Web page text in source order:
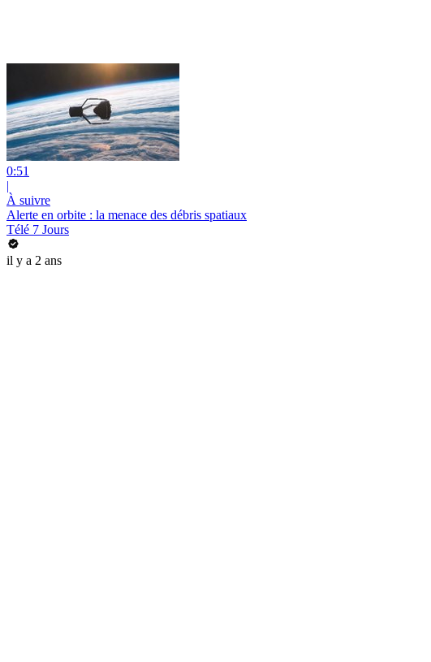
0:51
|
À suivre
Alerte en orbite : la menace des débris spatiaux
Télé 7 Jours
il y a 2 ans